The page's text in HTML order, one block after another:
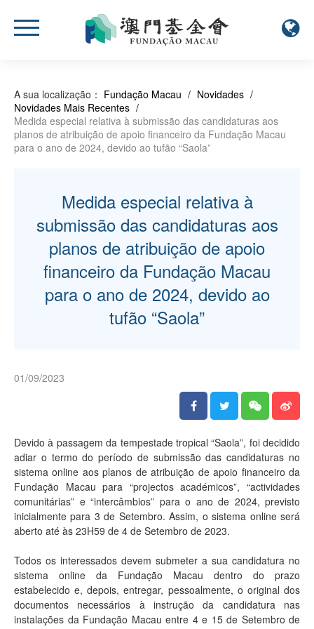
A sua localização： Fundação Macau / Novidades /
Novidades Mais Recentes /
Medida especial relativa à submissão das candidaturas aos
planos de atribuição de apoio financeiro da Fundação Macau
para o ano de 2024, devido ao tufão “Saola”
Medida especial relativa à
submissão das candidaturas aos
planos de atribuição de apoio
financeiro da Fundação Macau
para o ano de 2024, devido ao
tufão “Saola”
01/09/2023
Devido à passagem da tempestade tropical “Saola”, foi decidido
adiar o termo do período de submissão das candidaturas no
sistema online aos planos de atribuição de apoio financeiro da
Fundação Macau para “projectos académicos”, “actividades
comunitárias” e “intercâmbios” para o ano de 2024, previsto
inicialmente para 3 de Setembro. Assim, o sistema online será
aberto até às 23H59 de 4 de Setembro de 2023.
Todos os interessados devem submeter a sua candidatura no
sistema online da Fundação Macau dentro do prazo
estabelecido e, depois, entregar, pessoalmente, o original dos
documentos necessários à instrução da candidatura nas
instalações da Fundação Macau entre 4 e 15 de Setembro de